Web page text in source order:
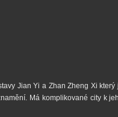
Jian Yi a Zhan Zheng Xi
Má komplikované city k